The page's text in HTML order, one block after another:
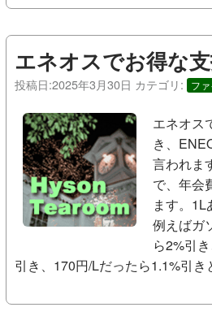
エネオスでお得な
投稿日:2025年3月30日 カテゴリ: フ
エネオス
き、
言われま
で、年会
ます。1L
例えばガ
ら2%引
引き、170円/Lだったら1.1%引き